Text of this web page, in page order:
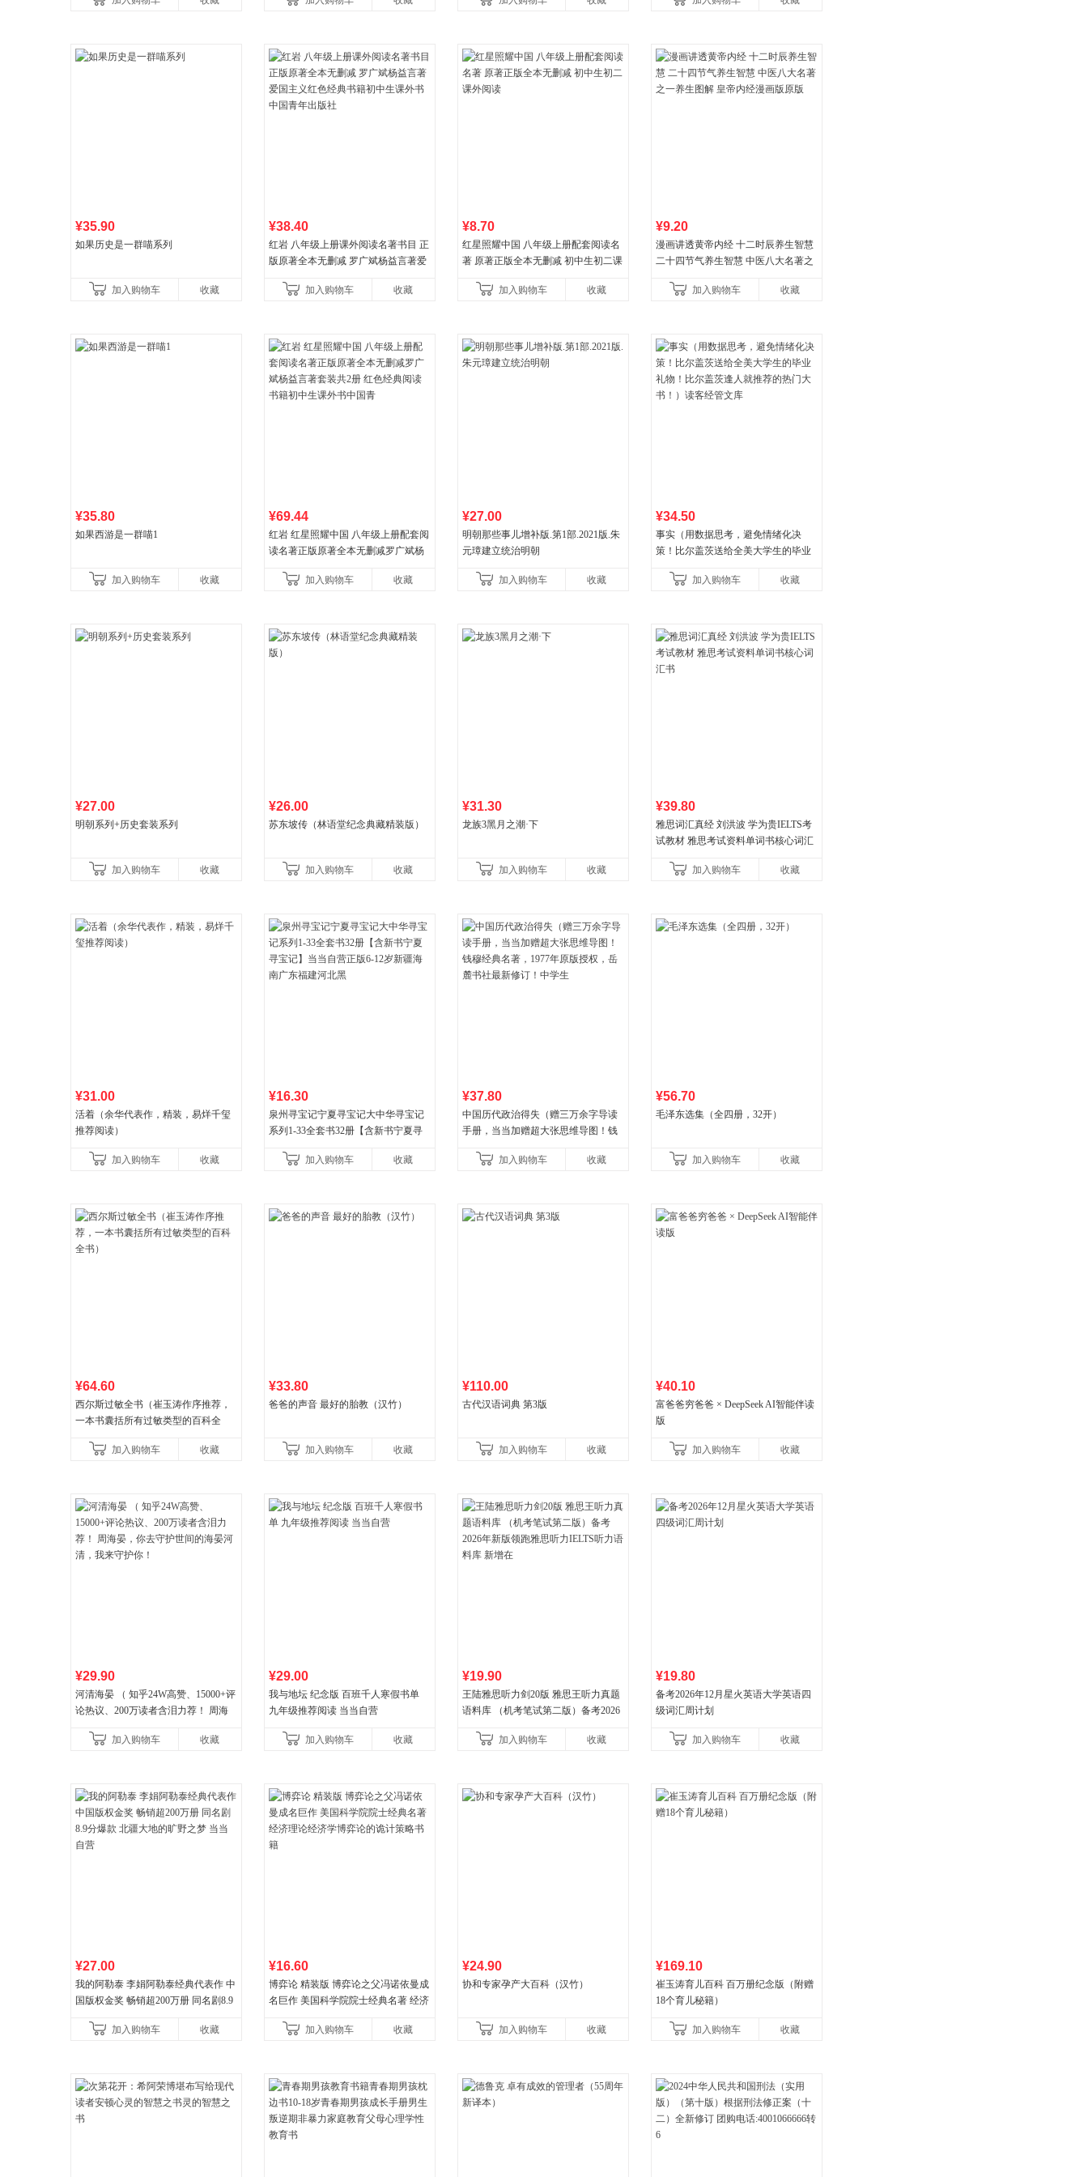
养好品质，发现快
比你听说的还要
¥35.90
如果历史是一群喵系列
加入购物车 收藏
¥38.40
红岩 八年级上册课外阅读名著书目 正
版原著全本无删减 罗广斌杨益言著爱
国青年出版社加入购物车 收藏
¥8.70
红星照耀中国 八年级上册配套阅读名
著 原著正版全本无删减 初中生初二课
加入购物车
收藏
¥9.20
漫画讲透黄帝内经 十二时辰养生智慧
二十四节气养生智慧 中医八大名著之
加入购物车
收藏
¥35.80
如果西游是一群喵1
加入购物车 收藏
¥69.44
红岩 红星照耀中国 八年级上册配套阅
读名著正版原著全本无删减罗广斌杨
初中生课外书中国青
加入购物车 收藏
¥27.00
明朝那些事儿增补版.第1部.2021版.朱
元璋建立统治明朝
加入购物车 收藏
¥34.50
事实（用数据思考，避免情绪化决
策！比尔盖茨送给全美大学生的毕业
书！）读客经管文库
加入购物车 收藏
¥27.00
明朝系列+历史套装系列
加入购物车 收藏
¥26.00
苏东坡传（林语堂纪念典藏精装版）
加入购物车 收藏
¥31.30
龙族3黑月之潮·下
加入购物车 收藏
¥39.80
雅思词汇真经 刘洪波 学为贵IELTS考
试教材 雅思考试资料单词书核心词汇
加入购物车
收藏
¥31.00
活着（余华代表作，精装，易烊千玺
推荐阅读）
加入购物车 收藏
¥16.30
泉州寻宝记宁夏寻宝记大中华寻宝记
系列1-33全套书32册【含新书宁夏寻
广东福建河北黑
加入购物车 收藏
¥37.80
中国历代政治得失（赠三万余字导读
手册，当当加赠超大张思维导图！钱
书社最新修订！中学生
加入购物车 收藏
¥56.70
毛泽东选集（全四册，32开）
加入购物车 收藏
¥64.60
西尔斯过敏全书（崔玉涛作序推荐，
一本书囊括所有过敏类型的百科全
加入购物车
收藏
¥33.80
爸爸的声音 最好的胎教（汉竹）
加入购物车 收藏
¥110.00
古代汉语词典 第3版
加入购物车 收藏
¥40.10
富爸爸穷爸爸 × DeepSeek AI智能伴读
版
加入购物车 收藏
¥29.90
河清海晏 （ 知乎24W高赞、15000+评
论热议、200万读者含泪力荐！ 周海
守护你！加入购物车 收藏
¥29.00
我与地坛 纪念版 百班千人寒假书单
九年级推荐阅读 当当自营
加入购物车 收藏
¥19.90
王陆雅思听力剑20版 雅思王听力真题
语料库 （机考笔试第二版）备考2026
新增在
加入购物车 收藏
¥19.80
备考2026年12月星火英语大学英语四
级词汇周计划
加入购物车 收藏
¥27.00
我的阿勒泰 李娟阿勒泰经典代表作 中
国版权金奖 畅销超200万册 同名剧8.9
加入购物车
收藏
¥16.60
博弈论 精装版 博弈论之父冯诺依曼成
名巨作 美国科学院院士经典名著 经济
加入购物车
收藏
¥24.90
协和专家孕产大百科（汉竹）
加入购物车 收藏
¥169.10
崔玉涛育儿百科 百万册纪念版（附赠
18个育儿秘籍）
加入购物车 收藏